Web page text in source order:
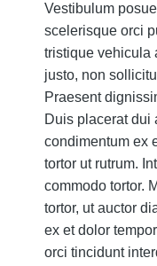
Vestibulum
scelerisque orci
tristique vehicula
justo, non
Praesent
Duis placerat dui
condimentum ex
tortor ut rutrum.
commodo tortor.
tortor, ut auctor
ex et dolor
orci tincidunt